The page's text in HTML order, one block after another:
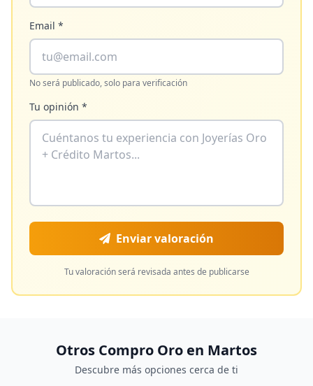
Email *
No será publicado, solo para verificación
Tu opinión *
Enviar valoración
Tu valoración será revisada antes de publicarse
Otros Compro Oro en Martos
Descubre más opciones cerca de ti